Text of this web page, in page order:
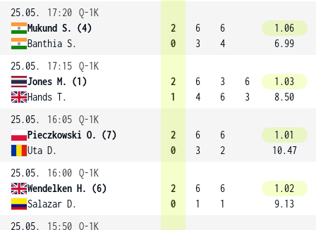
25.05.
17:20 Q-1K
Mukund S. (4)
Banthia S.
2
0
6
3
6
4
1.06
6.99
25.05.
17:15 Q-1K
Jones M. (1)
Hands T.
2
1
6
4
3
6
6
3
1.03
8.50
25.05.
16:05 Q-1K
Pieczkowski O. (7)
Uta D.
2
0
6
3
6
2
1.01
10.47
25.05.
16:00 Q-1K
Wendelken H. (6)
Salazar D.
2
0
6
1
6
1
1.02
9.13
25.05.
15:50 Q-1K